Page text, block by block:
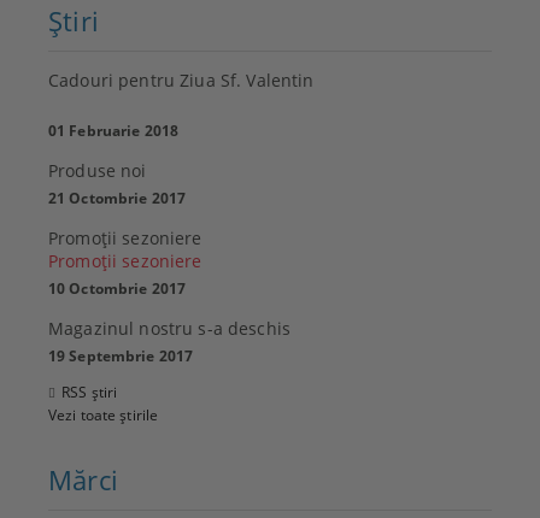
Ştiri
Cadouri pentru Ziua Sf. Valentin
01 Februarie 2018
Produse noi
21 Octombrie 2017
Promoţii sezoniere
Promoţii sezoniere
10 Octombrie 2017
Magazinul nostru s-a deschis
19 Septembrie 2017
RSS știri
Vezi toate știrile
Mărci